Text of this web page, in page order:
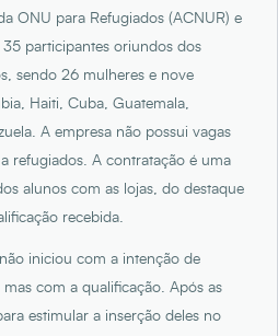
ONU para Refugiados (ACNUR) e
participantes oriundos dos
sendo 26 mulheres e nove
Haiti, Cuba, Guatemala,
A empresa não possui vagas
refugiados. A contratação é uma
alunos com as lojas, do destaque
recebida.
iniciou com a intenção de
com a qualificação. Após as
estimular a inserção deles no